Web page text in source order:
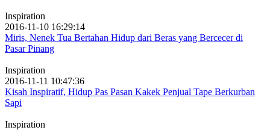
Inspiration
2016-11-10 16:29:14
Miris, Nenek Tua Bertahan Hidup dari Beras yang Bercecer di
Pasar Pinang
Inspiration
2016-11-11 10:47:36
Kisah Inspiratif, Hidup Pas Pasan Kakek Penjual Tape Berkurban
Sapi
Inspiration